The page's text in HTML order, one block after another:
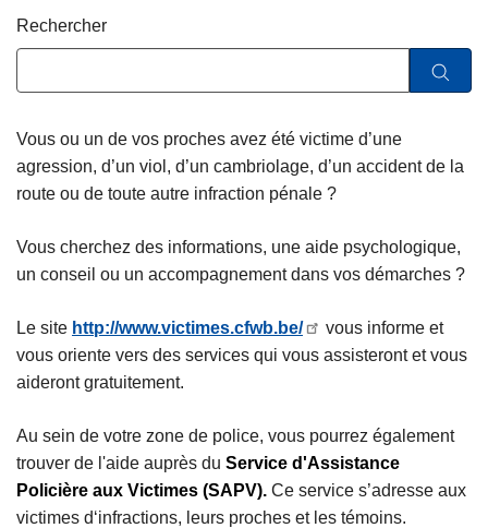
Rechercher
Vous ou un de vos proches avez été victime d’une
agression, d’un viol, d’un cambriolage, d’un accident de la
route ou de toute autre infraction pénale ?
Vous cherchez des informations, une aide psychologique,
un conseil ou un accompagnement dans vos démarches ?
Le site http://www.victimes.cfwb.be/
vous informe et
vous oriente vers des services qui vous assisteront et vous
aideront gratuitement.
Au sein de votre zone de police, vous pourrez également
trouver de l'aide auprès du Service d'Assistance
Policière aux Victimes (SAPV). Ce service s’adresse aux
victimes d‘infractions, leurs proches et les témoins.